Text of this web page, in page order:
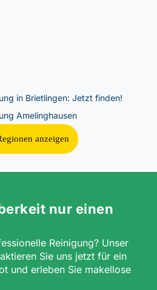
in Brietlingen: Jetzt finden!
Amelinghausen
anzeigen
nur einen
Reinigung? Unser
Sie uns jetzt für ein
und erleben Sie makellose